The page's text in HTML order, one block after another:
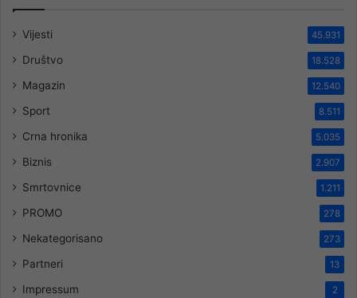
Vijesti 45.931
Društvo 18.528
Magazin 12.540
Sport 8.511
Crna hronika 5.035
Biznis 2.907
Smrtovnice 1.211
PROMO 278
Nekategorisano 273
Partneri 13
Impressum 2